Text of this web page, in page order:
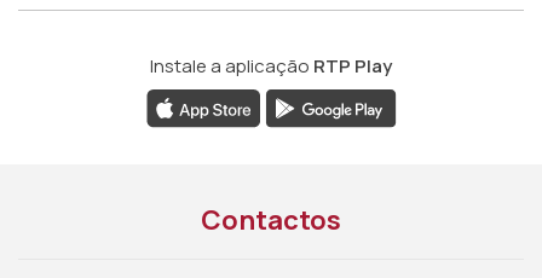
Instale a aplicação RTP Play
Contactos